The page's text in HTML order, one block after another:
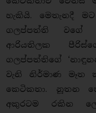
හැකියි. මෙතැනදී
ගලප්පත්ති වගේ
ආරියතිලක
ගලප්පත්තිගේ
වැනි නිර්මාණ මෑත
කෙටිකතා. නූතන
අකුරටම රකින